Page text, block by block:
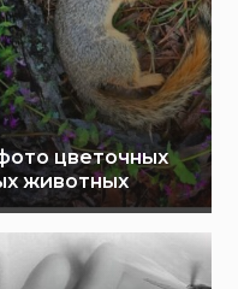
цветочных
животных